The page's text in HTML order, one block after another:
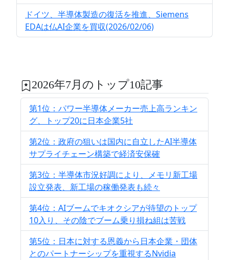
ドイツ、半導体製造の復活を推進、Siemens
EDAは仏AI企業を買収(2026/02/06)
2026年7月のトップ10記事
第1位：パワー半導体メーカー売上高ランキン
グ、トップ20に日本企業5社
第2位：政府の狙いは国内に自立したAI半導体
サプライチェーン構築で経済安保確
第3位：半導体市況好調により、メモリ新工場
設立発表、新工場の稼働発表も続々
第4位：AIブームでキオクシアが待望のトップ
10入り、その陰でブーム乗り損ね組は苦戦
第5位：日本に対する恩義から日本企業・団体
とのパートナーシップを重視するNvidia